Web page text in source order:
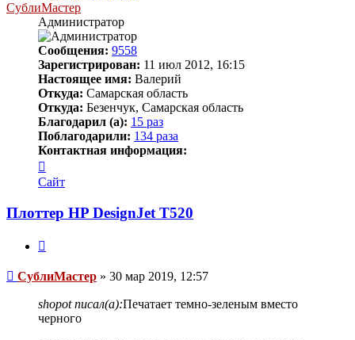
СублиМастер
Администратор
Сообщения: 9558
Зарегистрирован: 11 июл 2012, 16:15
Настоящее имя: Валерий
Откуда: Самарская область
Откуда: Безенчук, Самарская область
Благодарил (а): 15 раз
Поблагодарили: 134 раза
Контактная информация:
информация
пользователя
СублиМастер
Сайт
Плоттер HP DesignJet T520
Непрочитанное
сообщение
СублиМастер » 30 мар 2019, 12:57
shopot писал(а):Печатает темно-зеленым вместо
черного